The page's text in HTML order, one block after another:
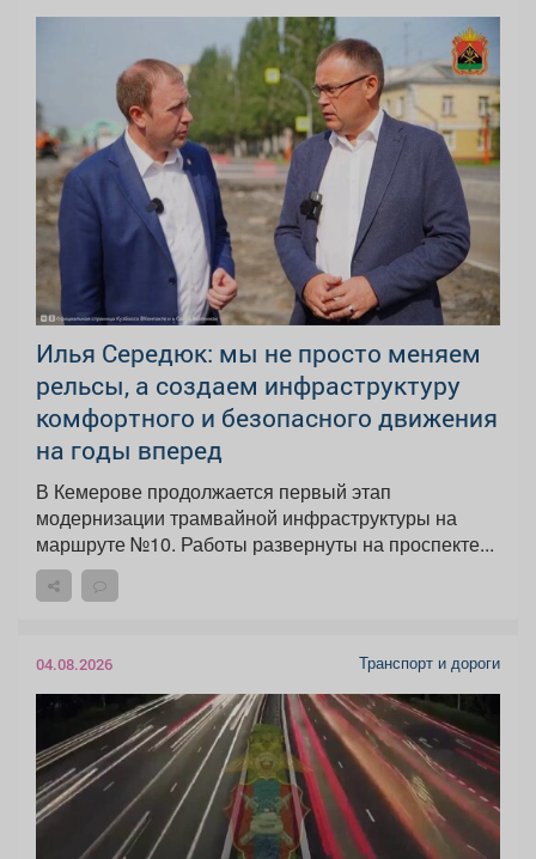
Илья Середюк: мы не просто меняем
рельсы, а создаем инфраструктуру
комфортного и безопасного движения
на годы вперед
В Кемерове продолжается первый этап
модернизации трамвайной инфраструктуры на
маршруте №10. Работы развернуты на проспекте...
04.08.2026 Транспорт и дороги